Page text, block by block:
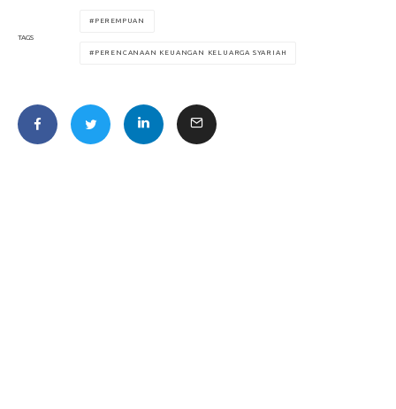
TAGS
PEREMPUAN
PERENCANAAN KEUANGAN KELUARGA SYARIAH